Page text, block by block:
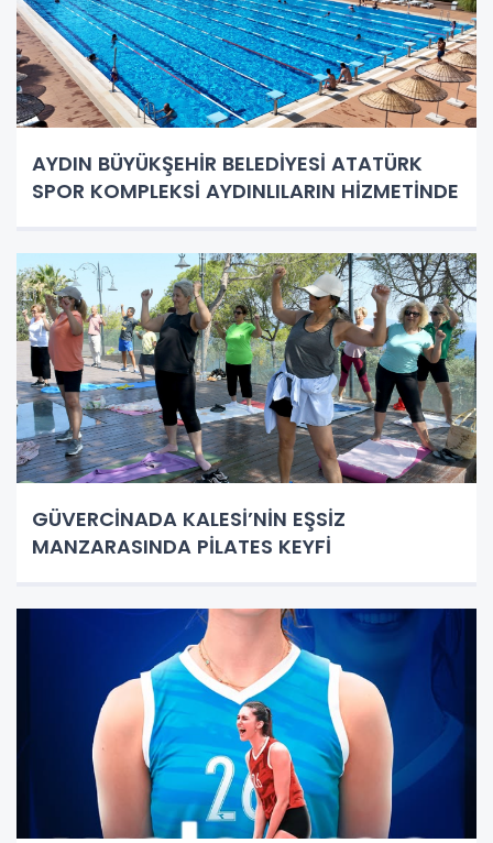
AYDIN BÜYÜKŞEHİR BELEDİYESİ ATATÜRK
SPOR KOMPLEKSİ AYDINLILARIN HİZMETİNDE
GÜVERCİNADA KALESİ’NİN EŞSİZ
MANZARASINDA PİLATES KEYFİ